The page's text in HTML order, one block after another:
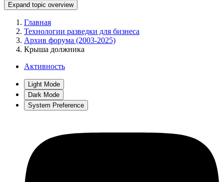
Expand topic overview
Главная
Технологии разведки для бизнеса
Архив форума (2003-2025)
Крыша должника
Активность
Light Mode
Dark Mode
System Preference